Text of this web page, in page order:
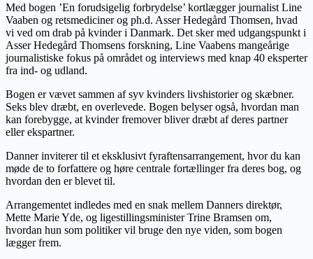
Med bogen ’En forudsigelig forbrydelse’ kortlægger journalist Line
Vaaben og retsmediciner og ph.d. Asser Hedegård Thomsen, hvad
vi ved om drab på kvinder i Danmark. Det sker med udgangspunkt i
Asser Hedegård Thomsens forskning, Line Vaabens mangeårige
journalistiske fokus på området og interviews med knap 40 eksperter
fra ind- og udland.
Bogen er vævet sammen af syv kvinders livshistorier og skæbner.
Seks blev dræbt, en overlevede. Bogen belyser også, hvordan man
kan forebygge, at kvinder fremover bliver dræbt af deres partner
eller ekspartner.
Danner inviterer til et eksklusivt fyraftensarrangement, hvor du kan
møde de to forfattere og høre centrale fortællinger fra deres bog, og
hvordan den er blevet til.
Arrangementet indledes med en snak mellem Danners direktør,
Mette Marie Yde, og ligestillingsminister Trine Bramsen om,
hvordan hun som politiker vil bruge den nye viden, som bogen
lægger frem.